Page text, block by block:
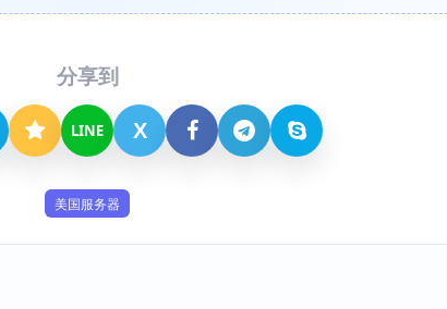
分享到
LINE X
美国服务器